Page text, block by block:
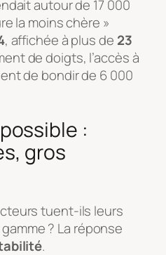
autour de 17 000
la moins chère »
, affichée à plus de 23
de doigts, l’accès à
de bondir de 6 000
:
gros
tuent-ils leurs
? La réponse
.